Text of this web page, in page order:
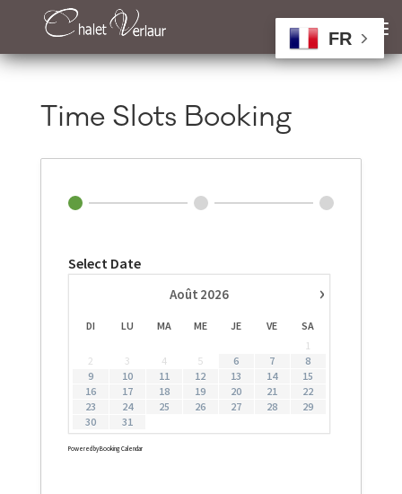
Time Slots Booking
Select Date
›
Août 2026
DI LU MA ME JE VE
SA
1
2
3 4 5 6 7
8
9
10 11 12 13 14
15
16
17 18 19 20 21
22
23
24 25 26 27 28
29
30
31
Powered byBooking Calendar
FR